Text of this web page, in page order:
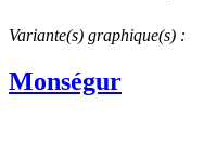
Variante(s) graphique(s) :
Monségur